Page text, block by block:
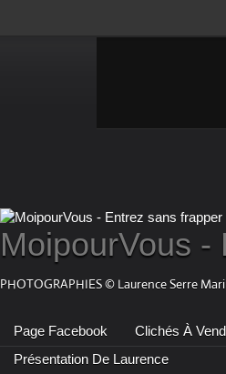
MoipourVous -
PHOTOGRAPHIES © Laurence Serre
Page Facebook Clichés À
Présentation De Laurence